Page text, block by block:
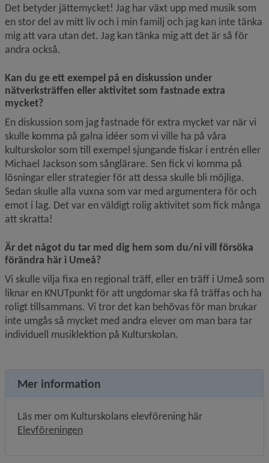
Det betyder jättemycket! Jag har växt upp med musik som
en stor del av mitt liv och i min familj och jag kan inte tänka
mig att vara utan det. Jag kan tänka mig att det är så för
andra också.
Kan du ge ett exempel på en diskussion under
nätverksträffen eller aktivitet som fastnade extra
mycket?
En diskussion som jag fastnade för extra mycket var när vi
skulle komma på galna idéer som vi ville ha på våra
kulturskolor som till exempel sjungande fiskar i entrén eller
Michael Jackson som sånglärare. Sen fick vi komma på
lösningar eller strategier för att dessa skulle bli möjliga.
Sedan skulle alla vuxna som var med argumentera för och
emot i lag. Det var en väldigt rolig aktivitet som fick många
att skratta!
Är det något du tar med dig hem som du/ni vill försöka
förändra här i Umeå?
Vi skulle vilja fixa en regional träff, eller en träff i Umeå som
liknar en KNUTpunkt för att ungdomar ska få träffas och ha
roligt tillsammans. Vi tror det kan behövas för man brukar
inte umgås så mycket med andra elever om man bara tar
individuell musiklektion på Kulturskolan.
Mer information
ElevföreningenLänk till annan webbplats.